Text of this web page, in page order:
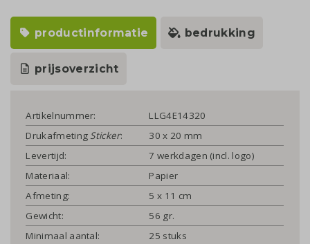
productinformatie bedrukking
prijsoverzicht
Artikelnummer:
LLG4E14320
Drukafmeting Sticker:
30 x 20 mm
Levertijd:
7 werkdagen (incl. logo)
Materiaal:
Papier
Afmeting:
5 x 11 cm
Gewicht:
56 gr.
Minimaal aantal:
25 stuks